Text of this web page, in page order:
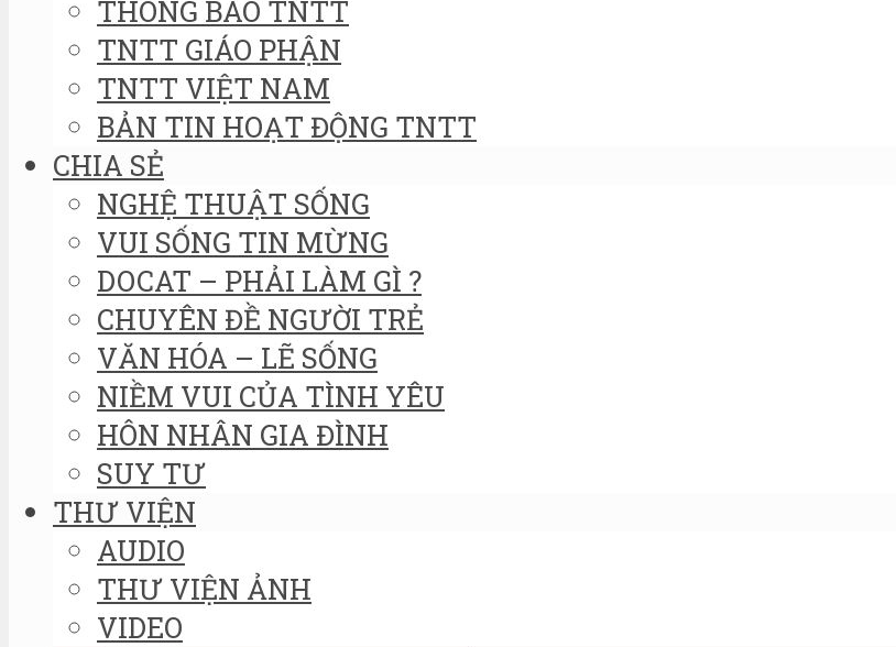
THÔNG BÁO TNTT
TNTT GIÁO PHẬN
TNTT VIỆT NAM
BẢN TIN HOẠT ĐỘNG TNTT
CHIA SẺ
NGHỆ THUẬT SỐNG
VUI SỐNG TIN MỪNG
DOCAT – PHẢI LÀM GÌ ?
CHUYÊN ĐỀ NGƯỜI TRẺ
VĂN HÓA – LẼ SỐNG
NIỀM VUI CỦA TÌNH YÊU
HÔN NHÂN GIA ĐÌNH
SUY TƯ
THƯ VIỆN
AUDIO
THƯ VIỆN ẢNH
VIDEO